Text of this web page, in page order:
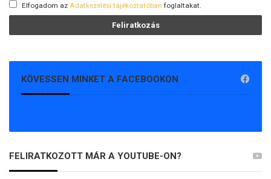
Elfogadom az Adatkezelési tájékoztatóban foglaltakat.
KÖVESSEN MINKET A FACEBOOKON
FELIRATKOZOTT MÁR A YOUTUBE-ON?